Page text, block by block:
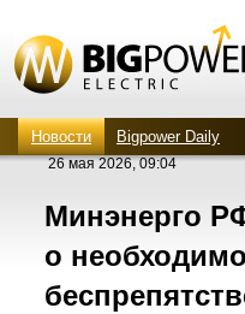
Новости Bigpower Daily
26 мая 2026, 09:04
Минэнерго
о